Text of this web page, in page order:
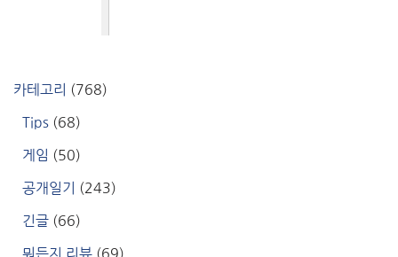
카테고리 (768)
Tips (68)
게임 (50)
공개일기 (243)
긴글 (66)
뭐든지 리뷰 (69)